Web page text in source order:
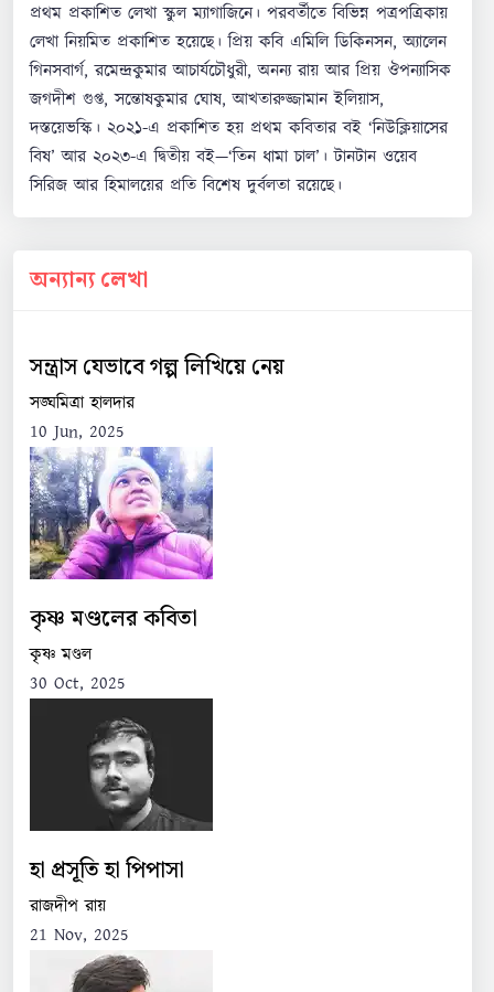
প্রথম প্রকাশিত লেখা স্কুল ম্যাগাজিনে। পরবর্তীতে বিভিন্ন পত্রপত্রিকায়
লেখা নিয়মিত প্রকাশিত হয়েছে। প্রিয় কবি এমিলি ডিকিনসন, অ্যালেন
গিনসবার্গ, রমেন্দ্রকুমার আচার্যচৌধুরী, অনন্য রায় আর প্রিয় ঔপন্যাসিক
জগদীশ গুপ্ত, সন্তোষকুমার ঘোষ, আখতারুজ্জামান ইলিয়াস,
দস্তয়েভস্কি। ২০২১-এ প্রকাশিত হয় প্রথম কবিতার বই ‘নিউক্লিয়াসের
বিষ’ আর ২০২৩-এ দ্বিতীয় বই—‘তিন ধামা চাল’। টানটান ওয়েব
সিরিজ আর হিমালয়ের প্রতি বিশেষ দুর্বলতা রয়েছে।
অন্যান্য লেখা
সন্ত্রাস যেভাবে গল্প লিখিয়ে নেয়
সঙ্ঘমিত্রা হালদার
10 Jun, 2025
কৃষ্ণ মণ্ডলের কবিতা
কৃষ্ণ মণ্ডল
30 Oct, 2025
হা প্রসূতি হা পিপাসা
রাজদীপ রায়
21 Nov, 2025